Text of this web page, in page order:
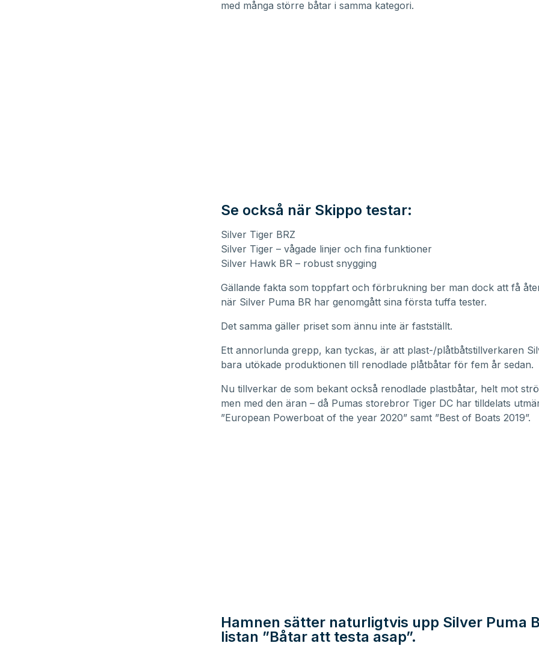
med många större båtar i samma kategori.
Se också när Skippo testar:
Silver Tiger BRZ
Silver Tiger – vågade linjer och fina funktioner
Silver Hawk BR – robust snygging
Gällande fakta som toppfart och förbrukning ber man dock att få
när Silver Puma BR har genomgått sina första tuffa tester.
Det samma gäller priset som ännu inte är fastställt.
Ett annorlunda grepp, kan tyckas, är att plast-/plåtbåtstillverkaren
bara utökade produktionen till renodlade plåtbåtar för fem år sedan.
Nu tillverkar de som bekant också renodlade plastbåtar, helt mot
men med den äran – då Pumas storebror Tiger DC har tilldelats
”European Powerboat of the year 2020” samt ”Best of Boats 2019”.
Hamnen sätter naturligtvis upp Silver Puma
listan ”Båtar att testa asap”.